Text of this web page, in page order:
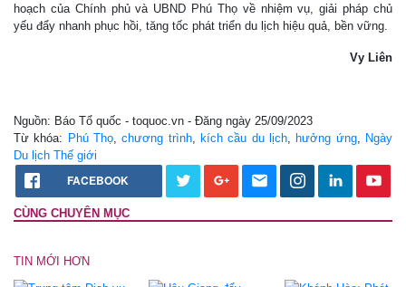
hoạch của Chính phủ và UBND Phú Thọ về nhiệm vụ, giải pháp chủ
yếu đẩy nhanh phục hồi, tăng tốc phát triển du lịch hiệu quả, bền vững.
Vy Liên
Nguồn: Báo Tổ quốc - toquoc.vn - Đăng ngày 25/09/2023
Từ khóa: Phú Thọ,chương trình, kích cầu du lịch, hưởng ứng, Ngày
Du lịch Thế giới
FACEBOOK
CÙNG CHUYÊN MỤC
TIN MỚI HƠN